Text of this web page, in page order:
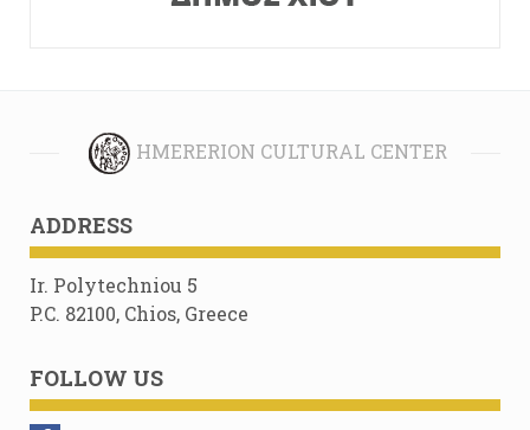
HMERERION CULTURAL CENTER
ADDRESS
Ir. Polytechniou 5
P.C. 82100, Chios, Greece
FOLLOW US